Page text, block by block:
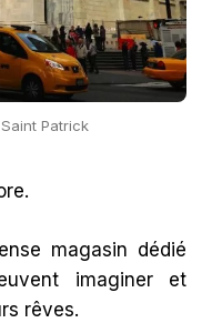
Patrick
magasin dédié
imaginer et
rêves.